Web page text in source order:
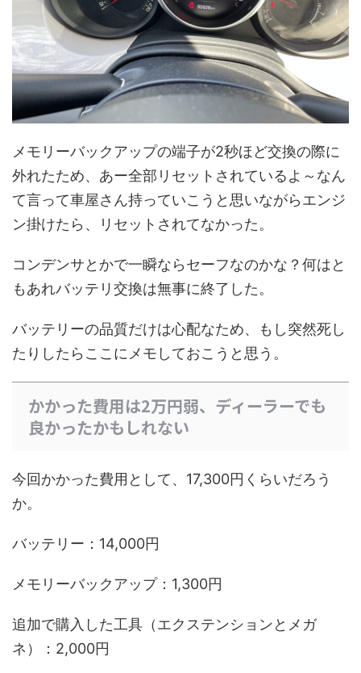
メモリーバックアップの端子が2秒ほど交換の際に
外れたため、あー全部リセットされているよ～なん
て言って車屋さん持っていこうと思いながらエンジ
ン掛けたら、リセットされてなかった。
コンデンサとかで一瞬ならセーフなのかな？何はと
もあれバッテリ交換は無事に終了した。
バッテリーの品質だけは心配なため、もし突然死し
たりしたらここにメモしておこうと思う。
かかった費用は2万円弱、ディーラーでも
良かったかもしれない
今回かかった費用として、17,300円くらいだろう
か。
バッテリー：14,000円
メモリーバックアップ：1,300円
追加で購入した工具（エクステンションとメガ
ネ）：2,000円